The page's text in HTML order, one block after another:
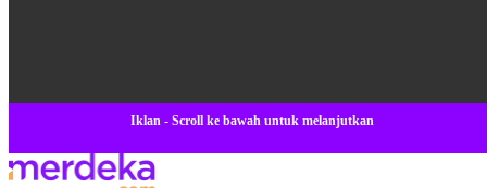
Iklan - Scroll ke bawah untuk melanjutkan